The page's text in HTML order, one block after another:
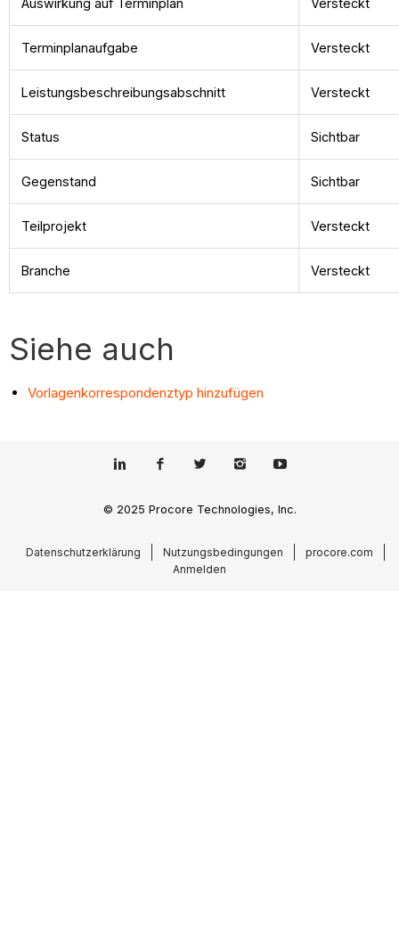
Auswirkung auf Terminplan Versteckt
Terminplanaufgabe Versteckt
Leistungsbeschreibungsabschnitt Versteckt
Status Sichtbar
Gegenstand Sichtbar
Teilprojekt Versteckt
Branche Versteckt
Siehe auch
Vorlagenkorrespondenztyp hinzufügen
© 2025 Procore Technologies, Inc.
Datenschutzerklärung Nutzungsbedingungen
procore.com
Anmelden